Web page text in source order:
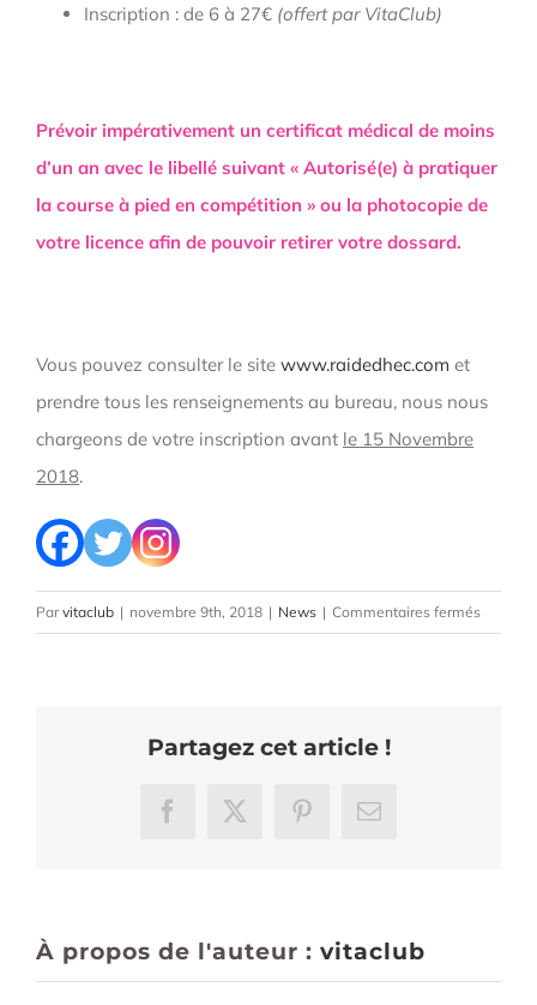
Inscription : de 6 à 27€ (offert par VitaClub)
Prévoir impérativement un certificat médical de moins
d’un an avec le libellé suivant « Autorisé(e) à pratiquer
la course à pied en compétition » ou la photocopie de
votre licence afin de pouvoir retirer votre dossard.
Vous pouvez consulter le site www.raidedhec.com et
prendre tous les renseignements au bureau, nous nous
chargeons de votre inscription avant le 15 Novembre
2018.
Parvitaclub | novembre 9th, 2018 | News | Commentaires fermés
Partagez cet article !
Facebook
X PinterestEmail
À propos de l'auteur : vitaclub